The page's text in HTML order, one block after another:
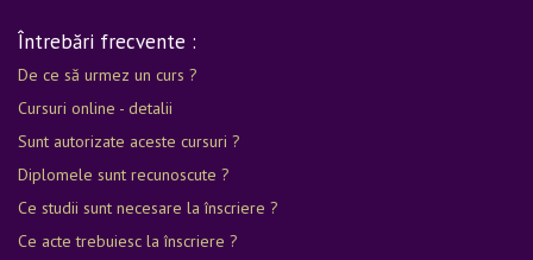
Întrebări frecvente :
De ce să urmez un curs ?
Cursuri online - detalii
Sunt autorizate aceste cursuri ?
Diplomele sunt recunoscute ?
Ce studii sunt necesare la înscriere ?
Ce acte trebuiesc la înscriere ?